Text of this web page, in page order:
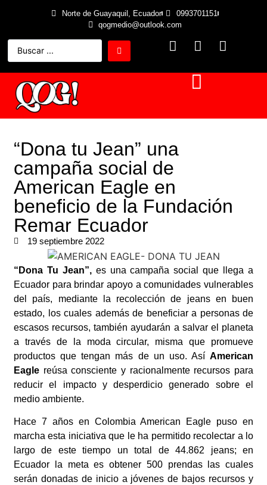
Norte de Guayaquil, Ecuador
0993701151
qogmedio@outlook.com
“Dona tu Jean” una
campaña social de
American Eagle en
beneficio de la Fundación
Remar Ecuador
19 septiembre 2022
“Dona Tu Jean”, es una campaña social que llega a
Ecuador para brindar apoyo a comunidades vulnerables
del país, mediante la recolección de jeans en buen
estado, los cuales además de beneficiar a personas de
escasos recursos, también ayudarán a salvar el planeta
a través de la moda circular, misma que promueve
productos que tengan más de un uso. Así American
Eagle reúsa consciente y racionalmente recursos para
reducir el impacto y desperdicio generado sobre el
medio ambiente.
Hace 7 años en Colombia American Eagle puso en
marcha esta iniciativa que le ha permitido recolectar a lo
largo de este tiempo un total de 44.862 jeans; en
Ecuador la meta es obtener 500 prendas las cuales
serán donadas de inicio a jóvenes de bajos recursos y